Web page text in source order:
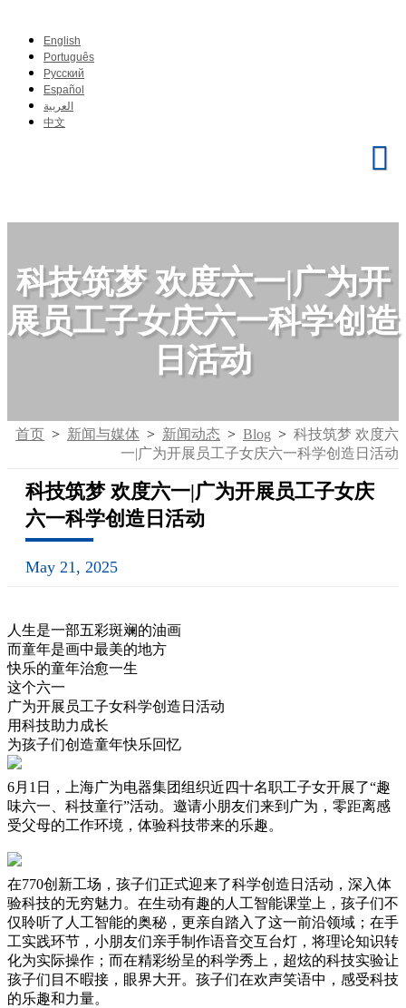
English
Português
Pусский
Español
العربية
中文
科技筑梦 欢度六一|广为开
展员工子女庆六一科学创造
日活动
首页 > 新闻与媒体 > 新闻动态 > Blog > 科技筑梦 欢度六
一|广为开展员工子女庆六一科学创造日活动
科技筑梦 欢度六一|广为开展员工子女庆
六一科学创造日活动
May 21, 2025
人生是一部五彩斑斓的油画
而童年是画中最美的地方
快乐的童年治愈一生
这个六一
广为开展员工子女科学创造日活动
用科技助力成长
为孩子们创造童年快乐回忆
6月1日，上海广为电器集团组织近四十名职工子女开展了“趣
味六一、科技童行”活动。邀请小朋友们来到广为，零距离感
受父母的工作环境，体验科技带来的乐趣。
在770创新工场，孩子们正式迎来了科学创造日活动，深入体
验科技的无穷魅力。在生动有趣的人工智能课堂上，孩子们不
仅聆听了人工智能的奥秘，更亲自踏入了这一前沿领域；在手
工实践环节，小朋友们亲手制作语音交互台灯，将理论知识转
化为实际操作；而在精彩纷呈的科学秀上，超炫的科技实验让
孩子们目不暇接，眼界大开。孩子们在欢声笑语中，感受科技
的乐趣和力量。